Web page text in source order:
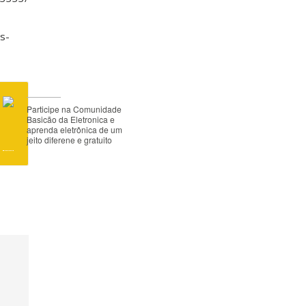
Participe na Comunidade
Basicão da Eletronica e
aprenda eletrônica de um
jeito diferene e gratuito